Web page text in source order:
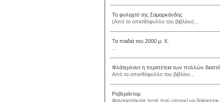
Το φυλαχτό της Σαμαρκάνδης
(Από το οπισθόφυλλο του βιβλίου)...
Τα παιδιά του 2000 μ. Χ.
Φλάτερλαντ η περιπέτεια των πολλών
Από το οπισθόφυλλο του βιβλίου...
Ροβεράντομ
Φανταστήκατε ποτέ πού μπορεί να